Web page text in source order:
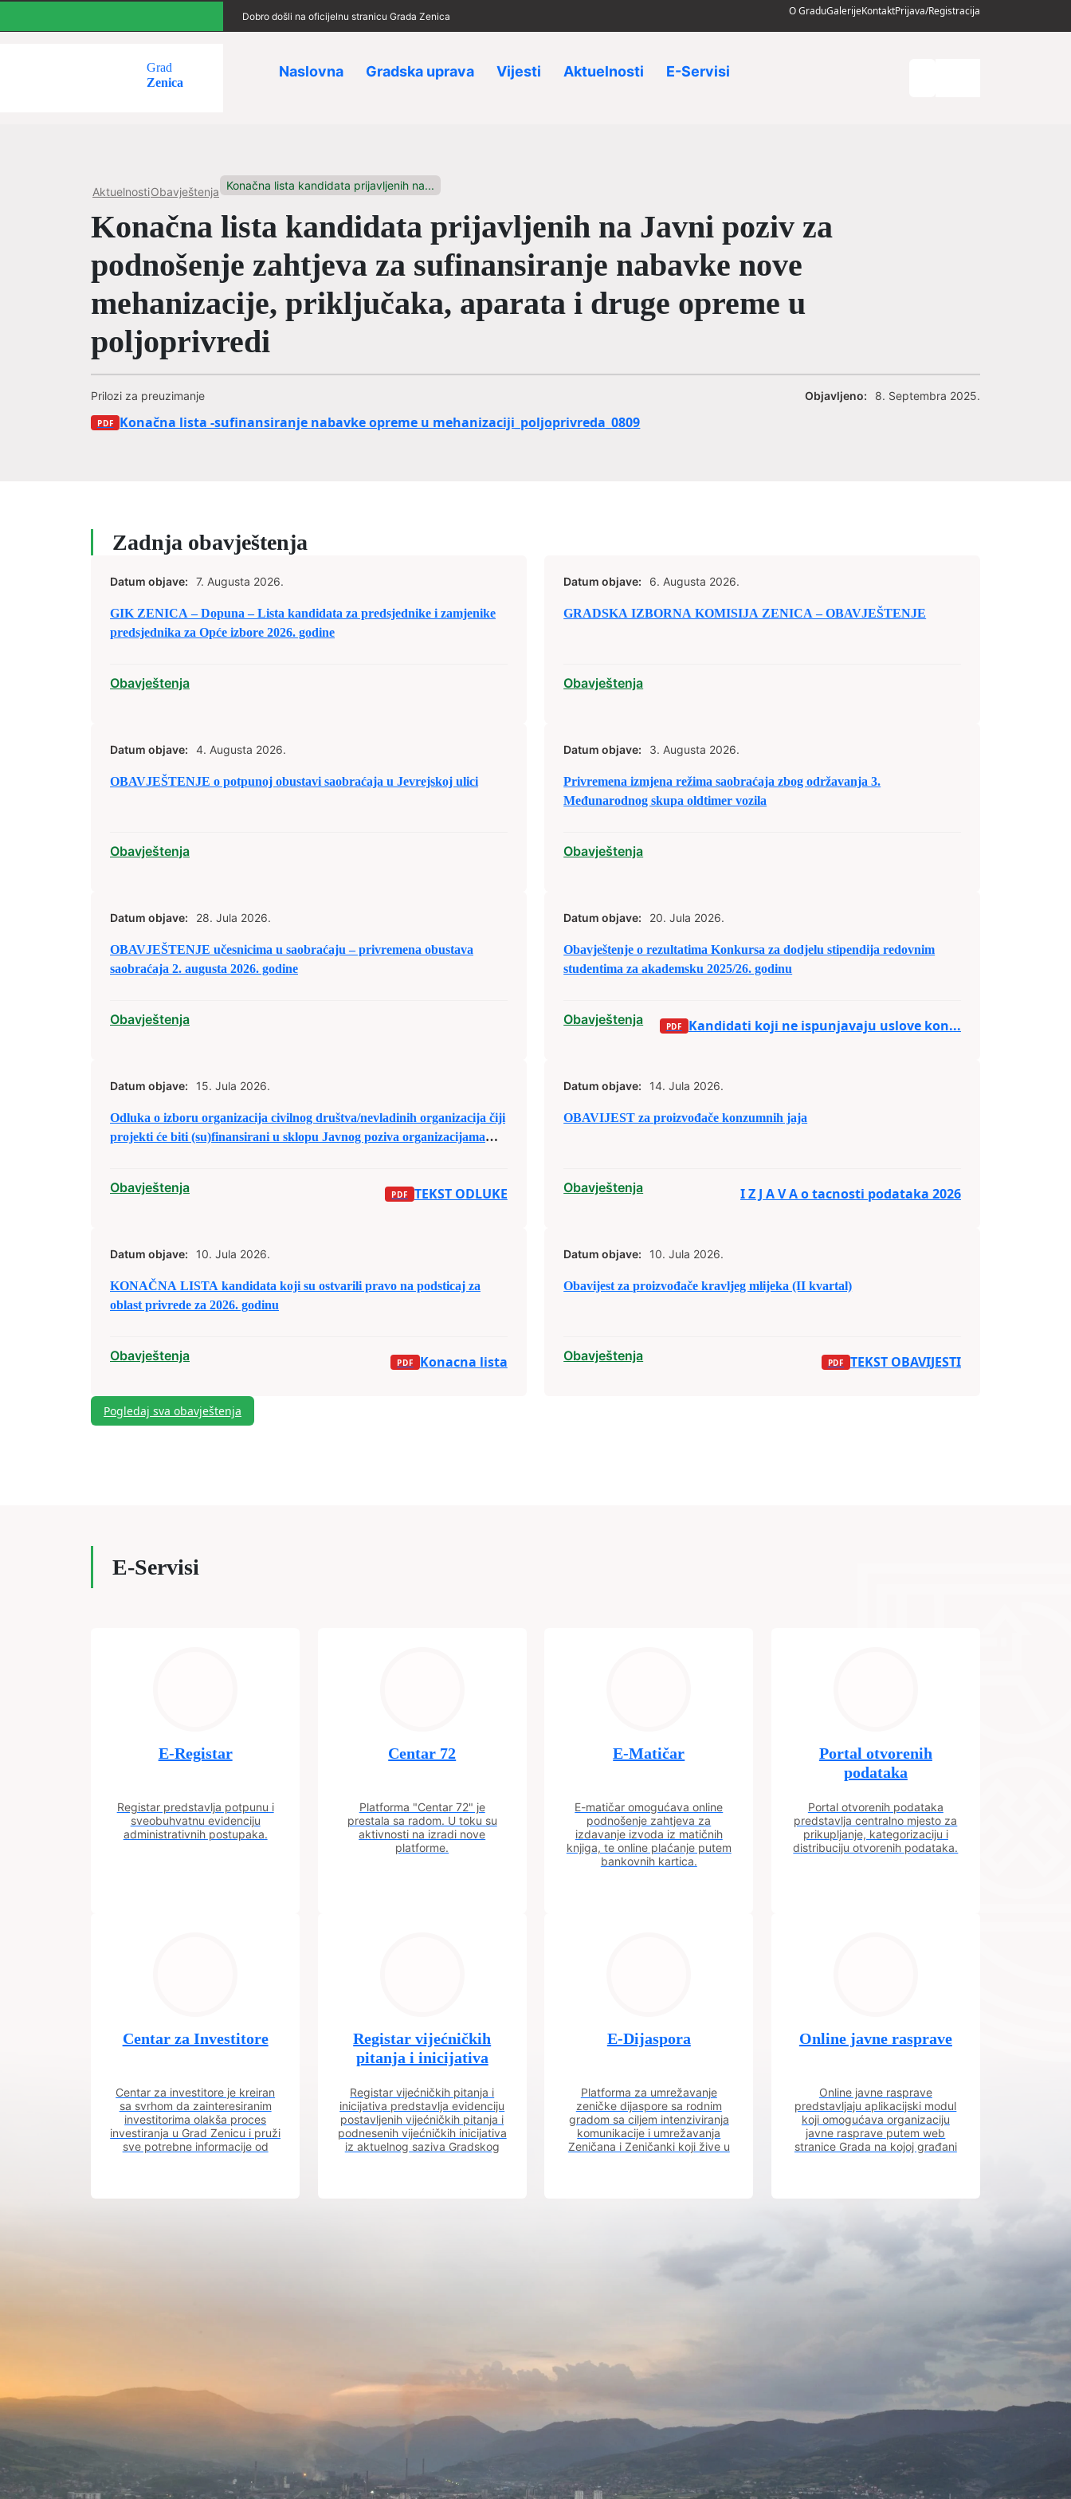
Dobro došli na oficijelnu stranicu Grada Zenica O GraduGalerijeKontaktPrijava/Registracija
Grad
Zenica
Naslovna Gradska uprava Vijesti Aktuelnosti E-Servisi
AktuelnostiObavještenja Konačna lista kandidata prijavljenih na...
Konačna lista kandidata prijavljenih na Javni poziv za
podnošenje zahtjeva za sufinansiranje nabavke nove
mehanizacije, priključaka, aparata i druge opreme u
poljoprivredi
Prilozi za preuzimanje
Konačna lista -sufinansiranje nabavke opreme u mehanizaciji_poljoprivreda_0809
Objavljeno: 8. Septembra 2025.
Zadnja obavještenja
Datum objave: 7. Augusta 2026.
GIK ZENICA – Dopuna – Lista kandidata za predsjednike i zamjenike
predsjednika za Opće izbore 2026. godine
Obavještenja
Datum objave: 6. Augusta 2026.
GRADSKA IZBORNA KOMISIJA ZENICA – OBAVJEŠTENJE
Obavještenja
Datum objave: 4. Augusta 2026.
OBAVJEŠTENJE o potpunoj obustavi saobraćaja u Jevrejskoj ulici
Obavještenja
Datum objave: 3. Augusta 2026.
Privremena izmjena režima saobraćaja zbog održavanja 3.
Međunarodnog skupa oldtimer vozila
Obavještenja
Datum objave: 28. Jula 2026.
OBAVJEŠTENJE učesnicima u saobraćaju – privremena obustava
saobraćaja 2. augusta 2026. godine
Obavještenja
Datum objave: 20. Jula 2026.
Obavještenje o rezultatima Konkursa za dodjelu stipendija redovnim
studentima za akademsku 2025/26. godinu
Obavještenja Kandidati koji ne ispunjavaju uslove kon...
Datum objave: 15. Jula 2026.
Odluka o izboru organizacija civilnog društva/nevladinih organizacija čiji
projekti će biti (su)finansirani u sklopu Javnog poziva organizacijama
2026. godinu.
Obavještenja TEKST ODLUKE
Datum objave: 14. Jula 2026.
OBAVIJEST za proizvođače konzumnih jaja
Obavještenja I Z J A V A o tacnosti podataka 2026
Datum objave: 10. Jula 2026.
KONAČNA LISTA kandidata koji su ostvarili pravo na podsticaj za
oblast privrede za 2026. godinu
Obavještenja Konacna lista
Datum objave: 10. Jula 2026.
Obavijest za proizvođače kravljeg mlijeka (II kvartal)
Obavještenja TEKST OBAVIJESTI
Pogledaj sva obavještenja
E-Servisi
E-Registar
Registar predstavlja potpunu i
sveobuhvatnu evidenciju
administrativnih postupaka.
Centar 72
Platforma "Centar 72" je
prestala sa radom. U toku su
aktivnosti na izradi nove
platforme.
E-Matičar
E-matičar omogućava online
podnošenje zahtjeva za
izdavanje izvoda iz matičnih
knjiga, te online plaćanje putem
bankovnih kartica.
Portal otvorenih
podataka
Portal otvorenih podataka
predstavlja centralno mjesto za
prikupljanje, kategorizaciju i
distribuciju otvorenih podataka.
Centar za Investitore
Centar za investitore je kreiran
sa svrhom da zainteresiranim
investitorima olakša proces
investiranja u Grad Zenicu i pruži
sve potrebne informacije od
Registar vijećničkih
pitanja i inicijativa
Registar vijećničkih pitanja i
inicijativa predstavlja evidenciju
postavljenih vijećničkih pitanja i
podnesenih vijećničkih inicijativa
iz aktuelnog saziva Gradskog
E-Dijaspora
Platforma za umrežavanje
zeničke dijaspore sa rodnim
gradom sa ciljem intenziviranja
komunikacije i umrežavanja
Zeničana i Zeničanki koji žive u
Online javne rasprave
Online javne rasprave
predstavljaju aplikacijski modul
koji omogućava organizaciju
javne rasprave putem web
stranice Grada na kojoj građani